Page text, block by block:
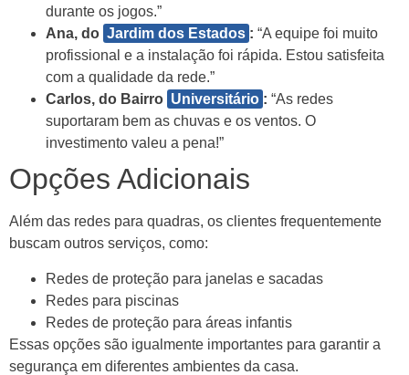
durante os jogos.”
Ana, do Jardim dos Estados : “A equipe foi muito
profissional e a instalação foi rápida. Estou satisfeita
com a qualidade da rede.”
Carlos, do Bairro Universitário : “As redes
suportaram bem as chuvas e os ventos. O
investimento valeu a pena!”
Opções Adicionais
Além das redes para quadras, os clientes frequentemente
buscam outros serviços, como:
Redes de proteção para janelas e sacadas
Redes para piscinas
Redes de proteção para áreas infantis
Essas opções são igualmente importantes para garantir a
segurança em diferentes ambientes da casa.